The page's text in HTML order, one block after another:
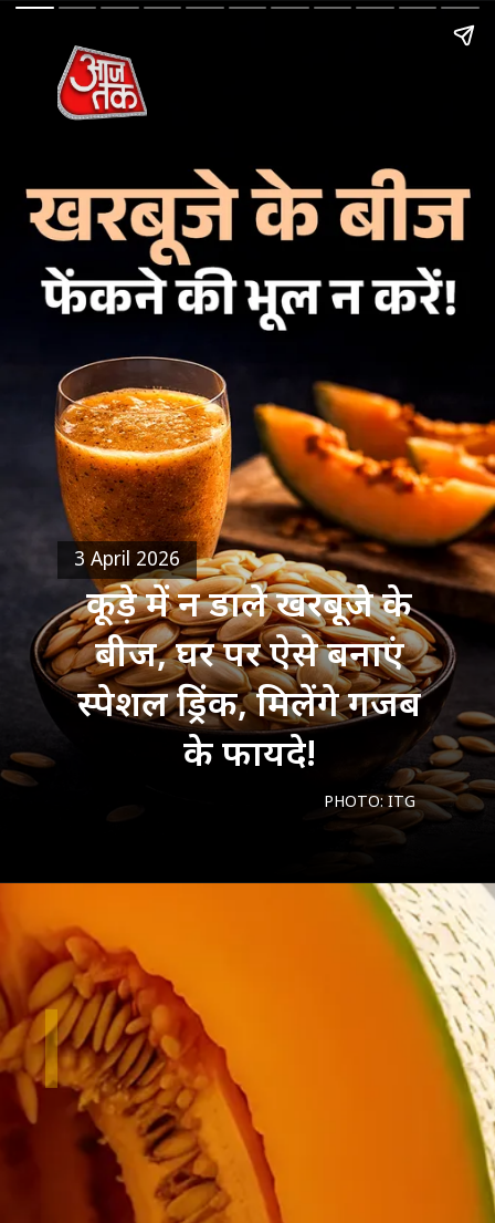
कूड़े में न डाले खरबूजे के
बीज, घर पर ऐसे बनाएं
स्पेशल ड्रिंक, मिलेंगे गजब
के फायदे!
3 April 2026
PHOTO: ITG